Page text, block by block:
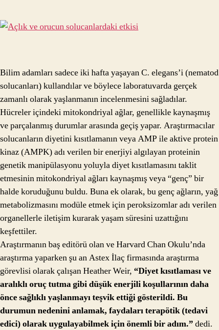
Bilim adamları sadece iki hafta yaşayan C. elegans’i (nematod
solucanları) kullandılar ve böylece laboratuvarda gerçek
zamanlı olarak yaşlanmanın incelenmesini sağladılar.
Hücreler içindeki mitokondriyal ağlar, genellikle kaynaşmış
ve parçalanmış durumlar arasında geçiş yapar. Araştırmacılar
solucanların diyetini kısıtlamanın veya AMP ile aktive protein
kinaz (AMPK) adı verilen bir enerjiyi algılayan proteinin
genetik manipülasyonu yoluyla diyet kısıtlamasını taklit
etmesinin mitokondriyal ağları kaynaşmış veya “genç” bir
halde koruduğunu buldu. Buna ek olarak, bu genç ağların, yağ
metabolizmasını modüle etmek için peroksizomlar adı verilen
organellerle iletişim kurarak yaşam süresini uzattığını
keşfettiler.
Araştırmanın baş editörü olan ve Harvard Chan Okulu’nda
araştırma yaparken şu an Astex İlaç firmasında araştırma
görevlisi olarak çalışan Heather Weir, “Diyet kısıtlaması ve
aralıklı oruç tutma gibi düşük enerjili koşullarının daha
önce sağlıklı yaşlanmayı teşvik ettiği gösterildi. Bu
durumun nedenini anlamak, faydaları terapötik (tedavi
edici) olarak uygulayabilmek için önemli bir adım.”dedi.